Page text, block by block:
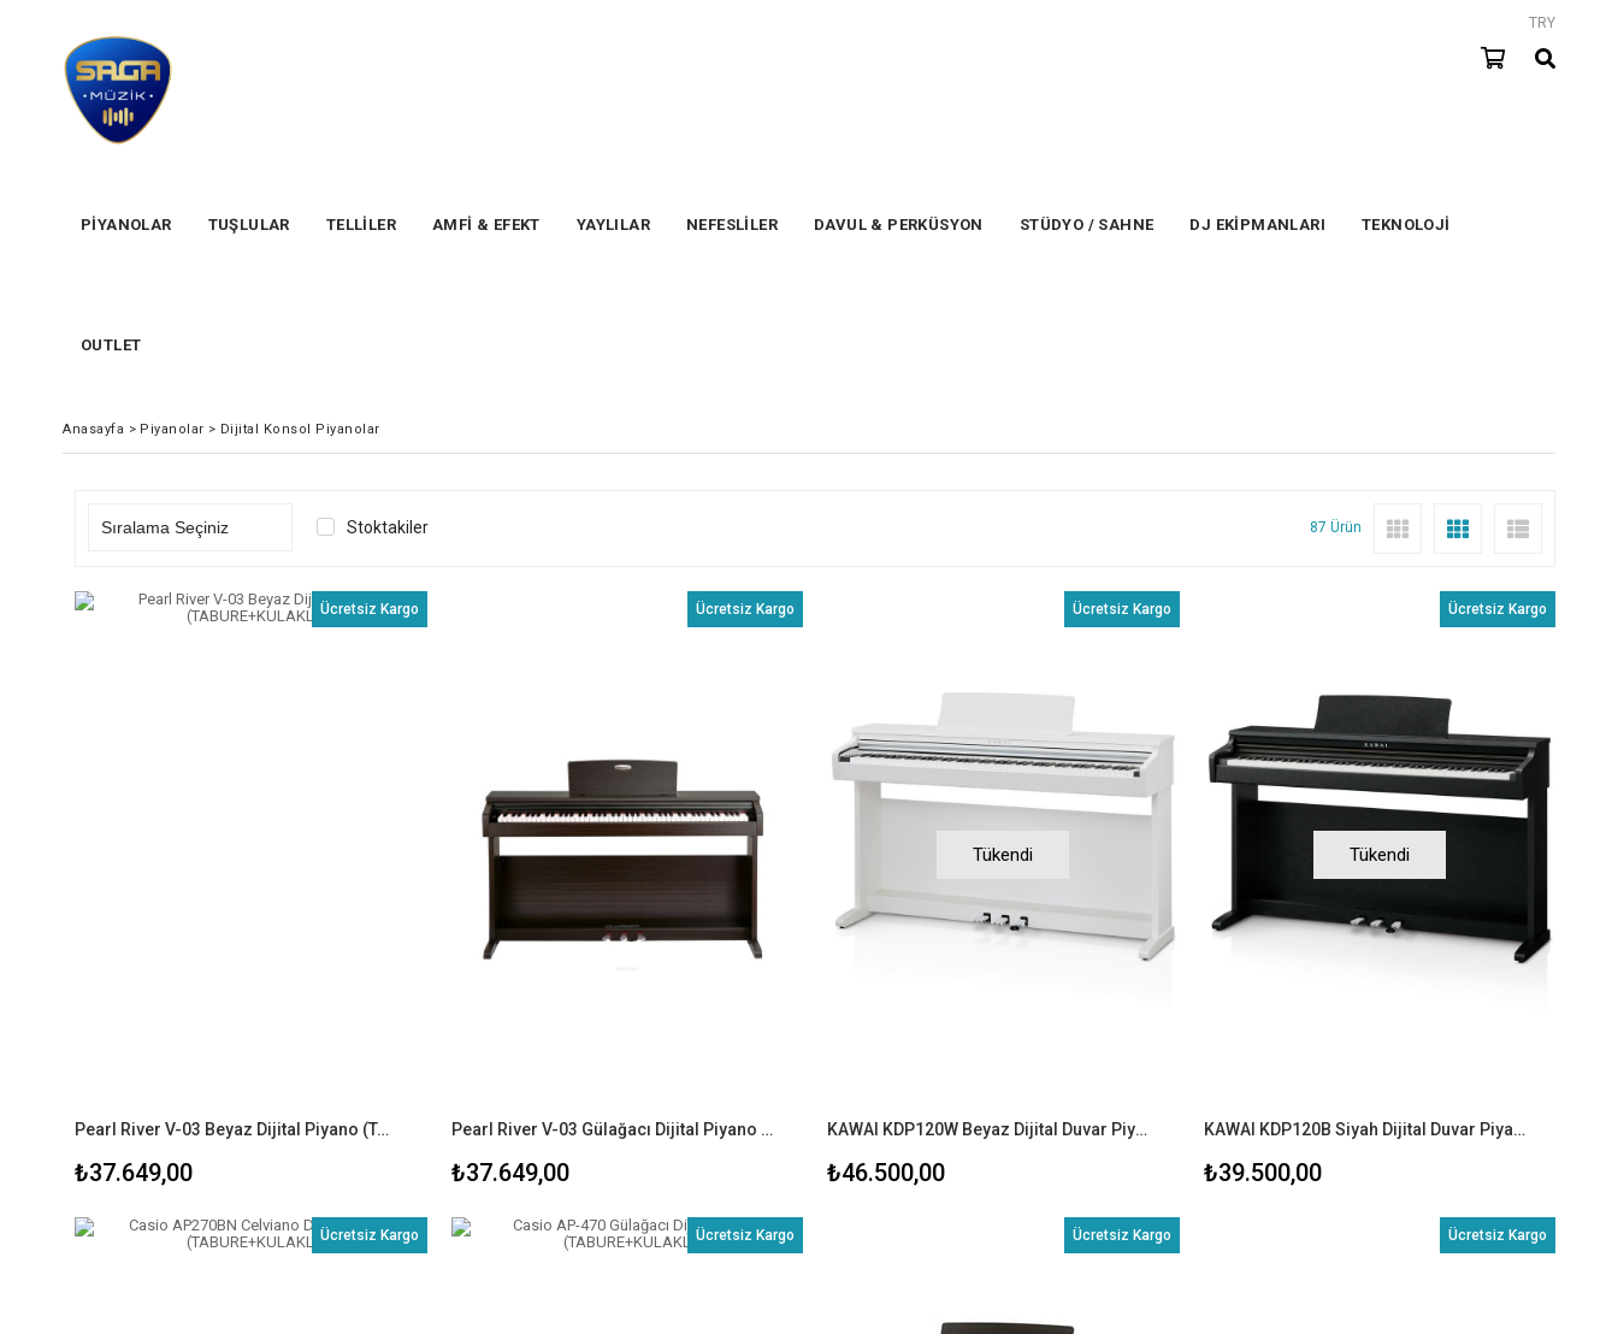
TRY
PİYANOLAR TUŞLULAR TELLİLER AMFİ & EFEKT YAYLILAR NEFESLİLER DAVUL & PERKÜSYON STÜDYO / SAHNE DJ EKİPMANLARI TEKNOLOJİ
OUTLET
Anasayfa > Piyanolar > Dijital Konsol Piyanolar
Stoktakiler 87 Ürün
Pearl River V-03 Beyaz Dijital Piyano (TABURE+KULAKLIK)
₺37.649,00
Ücretsiz Kargo
Pearl River V-03 Gülağacı Dijital Piyano (TABURE+KULAKLIK)
₺37.649,00
Ücretsiz Kargo
Tükendi
KAWAI KDP120W Beyaz Dijital Duvar Piyanosu (Tabure & Kulaklık)
₺46.500,00
Ücretsiz Kargo
Tükendi
KAWAI KDP120B Siyah Dijital Duvar Piyanosu (Tabure & Kulaklık)
₺39.500,00
Ücretsiz Kargo
Ücretsiz Kargo Ücretsiz Kargo Ücretsiz Kargo Ücretsiz Kargo